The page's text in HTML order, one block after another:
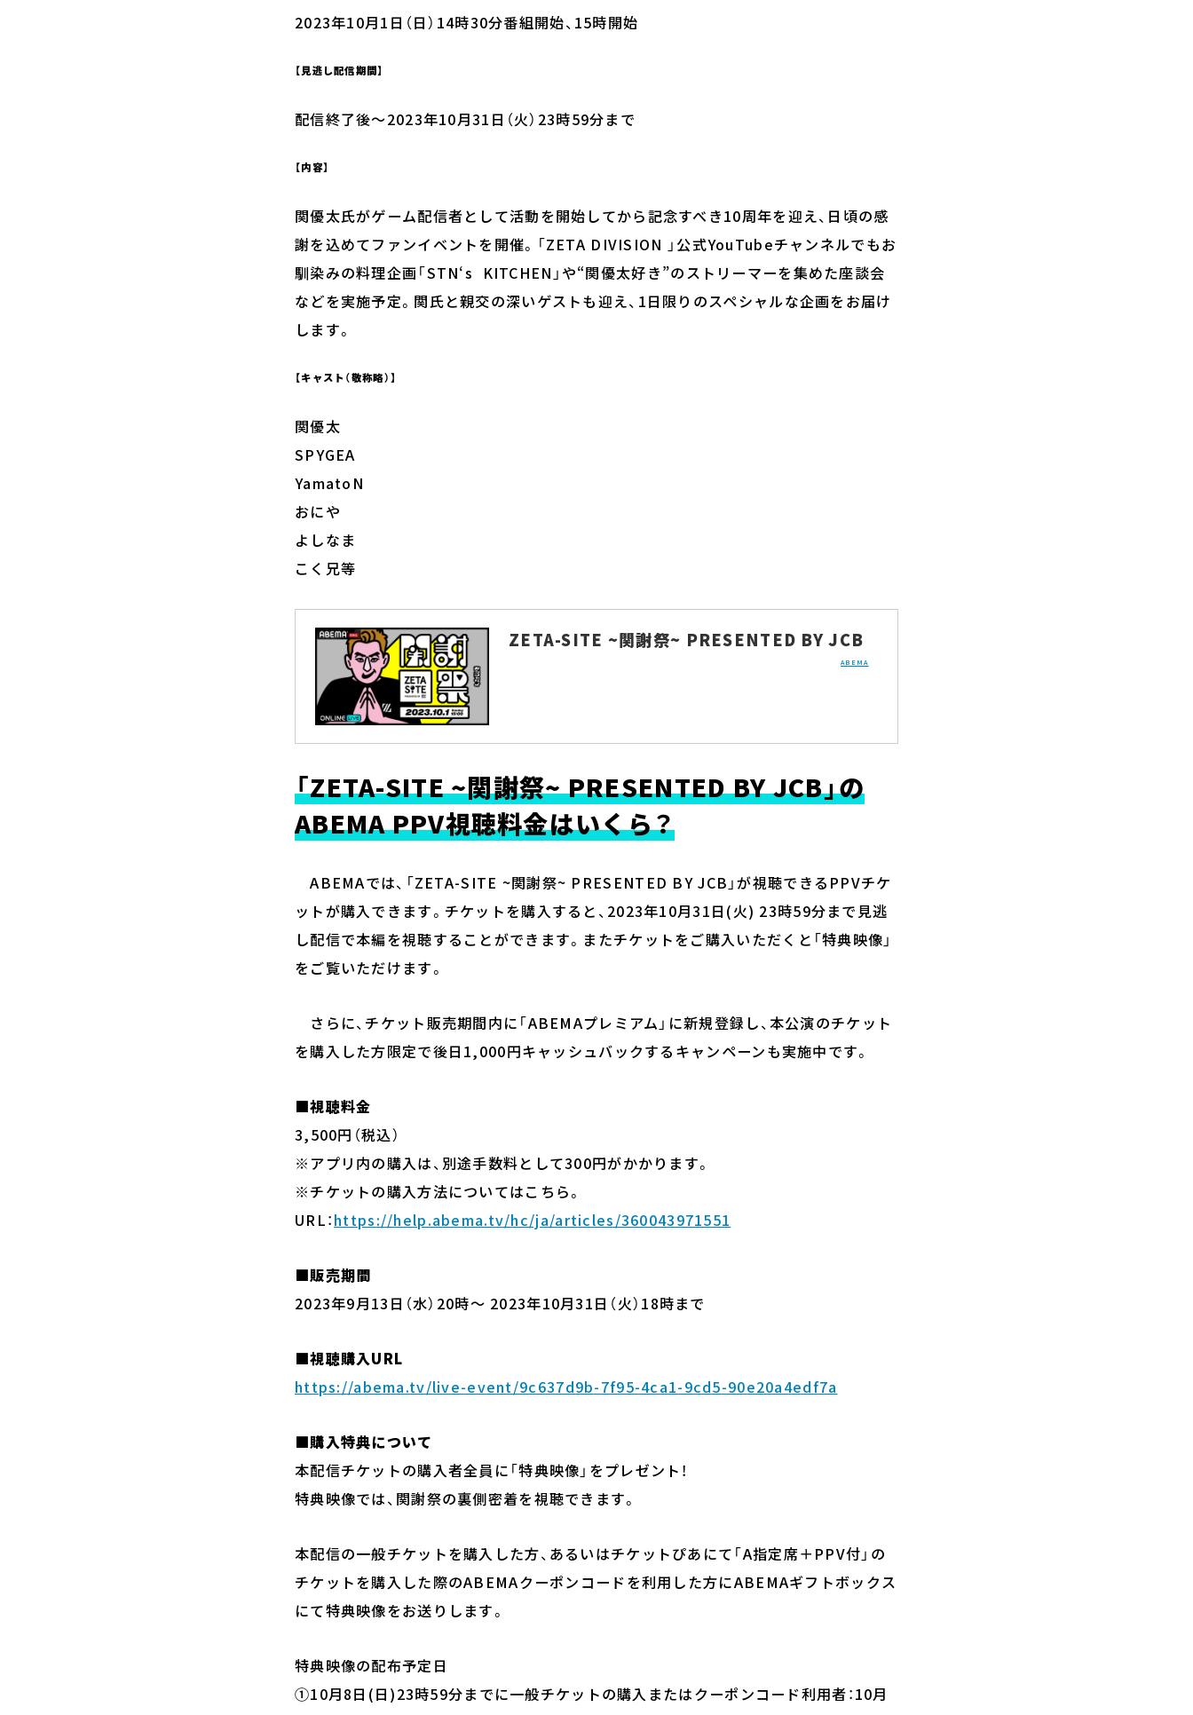
2023年10月1日（日）14時30分番組開始、15時開始
【見逃し配信期間】
配信終了後〜2023年10月31日（火）23時59分まで
【内容】
関優太氏がゲーム配信者として活動を開始してから記念すべき10周年を迎え、日頃の感
謝を込めてファンイベントを開催。「ZETA DIVISION 」公式YouTubeチャンネルでもお
馴染みの料理企画「STN‘s KITCHEN」や“関優太好き”のストリーマーを集めた座談会
などを実施予定。関氏と親交の深いゲストも迎え、1日限りのスペシャルな企画をお届け
します。
【キャスト（敬称略）】
関優太
SPYGEA
YamatoN
おにや
よしなま
こく兄等
ZETA-SITE ~関謝祭~ PRESENTED BY JCB
ABEMA
「ZETA-SITE ~関謝祭~ PRESENTED BY JCB」の
ABEMA PPV視聴料金はいくら？
ABEMAでは、「ZETA-SITE ~関謝祭~ PRESENTED BY JCB」が視聴できるPPVチケ
ットが購入できます。チケットを購入すると、2023年10月31日(火) 23時59分まで見逃
し配信で本編を視聴することができます。またチケットをご購入いただくと「特典映像」
をご覧いただけます。
さらに、チケット販売期間内に「ABEMAプレミアム」に新規登録し、本公演のチケット
を購入した方限定で後日1,000円キャッシュバックするキャンペーンも実施中です。
■視聴料金
3,500円（税込）
※アプリ内の購入は、別途手数料として300円がかかります。
※チケットの購入方法についてはこちら。
URL：https://help.abema.tv/hc/ja/articles/360043971551
■販売期間
2023年9月13日（水）20時～ 2023年10月31日（火）18時まで
■視聴購入URL
https://abema.tv/live-event/9c637d9b-7f95-4ca1-9cd5-90e20a4edf7a
■購入特典について
本配信チケットの購入者全員に「特典映像」をプレゼント！
特典映像では、関謝祭の裏側密着を視聴できます。
本配信の一般チケットを購入した方、あるいはチケットぴあにて「A指定席＋PPV付」の
チケットを購入した際のABEMAクーポンコードを利用した方にABEMAギフトボックス
にて特典映像をお送りします。
特典映像の配布予定日
①10月8日(日)23時59分までに一般チケットの購入またはクーポンコード利用者：10月